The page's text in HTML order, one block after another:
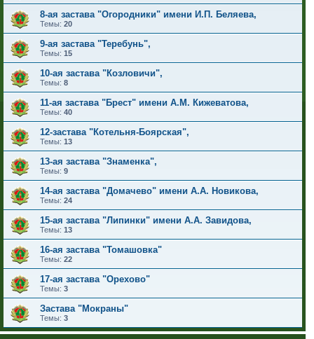
8-ая застава "Огородники" имени И.П. Беляева,
Темы: 20
9-ая застава "Теребунь",
Темы: 15
10-ая застава "Козловичи",
Темы: 8
11-ая застава "Брест" имени А.М. Кижеватова,
Темы: 40
12-застава "Котельня-Боярская",
Темы: 13
13-ая застава "Знаменка",
Темы: 9
14-ая застава "Домачево" имени А.А. Новикова,
Темы: 24
15-ая застава "Липинки" имени А.А. Завидова,
Темы: 13
16-ая застава "Томашовка"
Темы: 22
17-ая застава "Орехово"
Темы: 3
Застава "Мокраны"
Темы: 3